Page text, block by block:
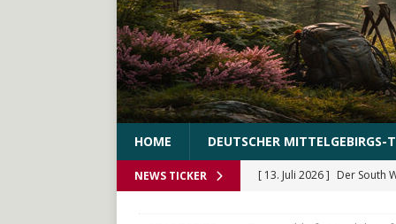
HOME DEUTSCHER
NEWS TICKER [ 13. Juli 2026 ] Der South